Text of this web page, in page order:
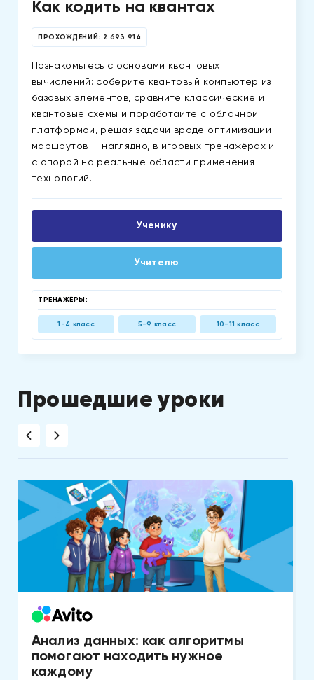
Как кодить на квантах
ПРОХОЖДЕНИЙ: 2 693 914
Познакомьтесь с основами квантовых
вычислений: соберите квантовый компьютер из
базовых элементов, сравните классические и
квантовые схемы и поработайте с облачной
платформой, решая задачи вроде оптимизации
маршрутов — наглядно, в игровых тренажёрах и
с опорой на реальные области применения
технологий.
Ученику
Учителю
ТРЕНАЖЁРЫ:
1-4 класс 5-9 класс 10-11 класс
Прошедшие уроки
Анализ данных: как алгоритмы
помогают находить нужное
каждому